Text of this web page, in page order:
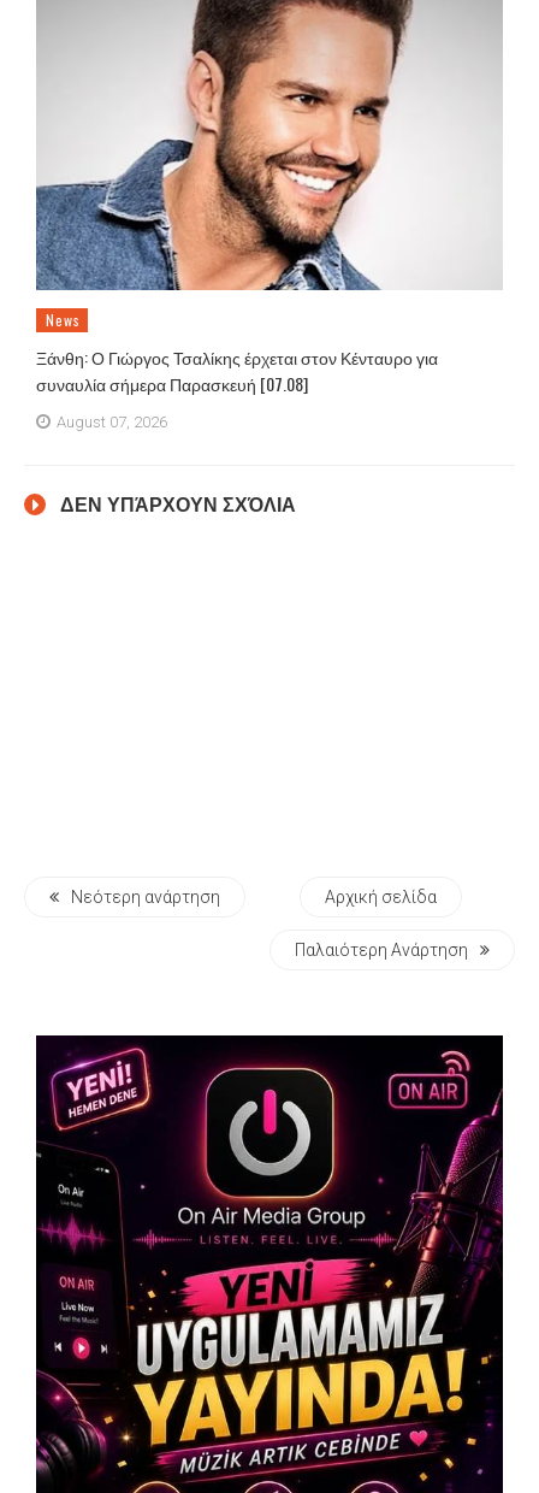
News
Ξάνθη: Ο Γιώργος Τσαλίκης έρχεται στον Κένταυρο για
συναυλία σήμερα Παρασκευή [07.08]
August 07, 2026
ΔΕΝ ΥΠΆΡΧΟΥΝ ΣΧΌΛΙΑ
Νεότερη ανάρτηση Αρχική σελίδα
Παλαιότερη Ανάρτηση